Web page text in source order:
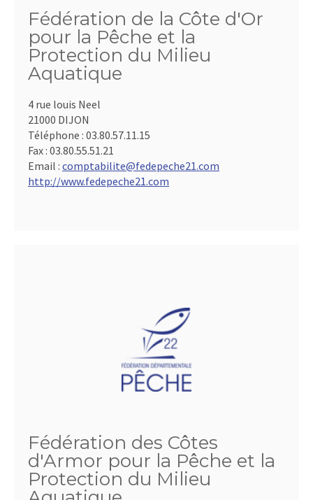
Fédération de la Côte d'Or
pour la Pêche et la
Protection du Milieu
Aquatique
4 rue louis Neel
21000 DIJON
Téléphone : 03.80.57.11.15
Fax : 03.80.55.51.21
Email : comptabilite@fedepeche21.com
http://www.fedepeche21.com
Fédération des Côtes
d'Armor pour la Pêche et la
Protection du Milieu